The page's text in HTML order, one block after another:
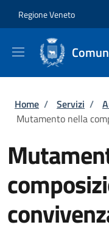
Regione Veneto
Briciole di
Home / Servizi /
Mutamento nella